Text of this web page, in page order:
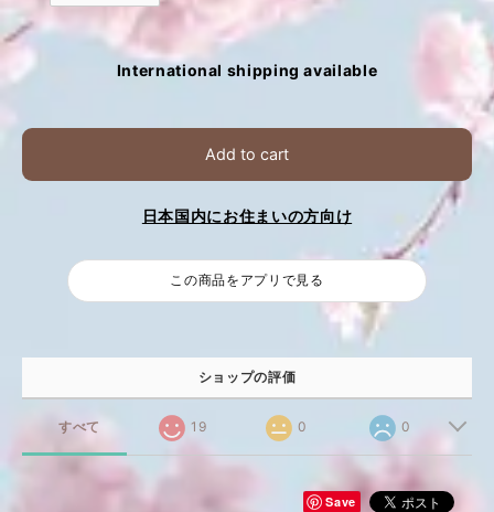
International shipping available
Add to cart
日本国内にお住まいの方向け
この商品をアプリで見る
ショップの評価
すべて 19 0 0
Save